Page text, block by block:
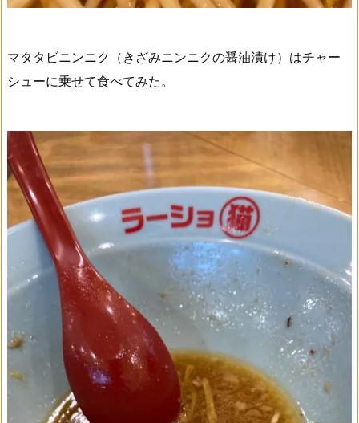
マタタビニンニク（きざみニンニクの醤油漬け）はチャー
シューに乗せて食べてみた。